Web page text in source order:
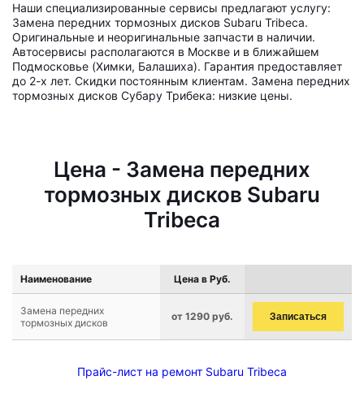
Наши специализированные сервисы предлагают услугу:
Замена передних тормозных дисков Subaru Tribeca.
Оригинальные и неоригинальные запчасти в наличии.
Автосервисы располагаются в Москве и в ближайшем
Подмосковье (Химки, Балашиха). Гарантия предоставляет
до 2-х лет. Скидки постоянным клиентам. Замена передних
тормозных дисков Субару Трибека: низкие цены.
Цена - Замена передних
тормозных дисков Subaru
Tribeca
Наименование Цена в Руб.
Замена передних
тормозных дисков
от 1290 руб. Записаться
Прайс-лист на ремонт Subaru Tribeca